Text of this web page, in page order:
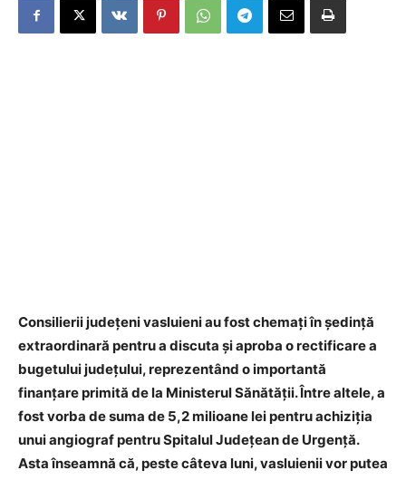
Consilierii județeni vasluieni au fost chemați în ședință
extraordinară pentru a discuta și aproba o rectificare a
bugetului județului, reprezentând o importantă
finanțare primită de la Ministerul Sănătății. Între altele, a
fost vorba de suma de 5,2 milioane lei pentru achiziția
unui angiograf pentru Spitalul Județean de Urgență.
Asta înseamnă că, peste câteva luni, vasluienii vor putea